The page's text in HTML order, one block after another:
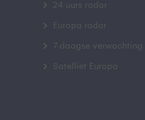
24 uurs radar
Europa radar
7-daagse verwachting
Satelliet Europa